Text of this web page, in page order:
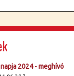
2024 - meghívó